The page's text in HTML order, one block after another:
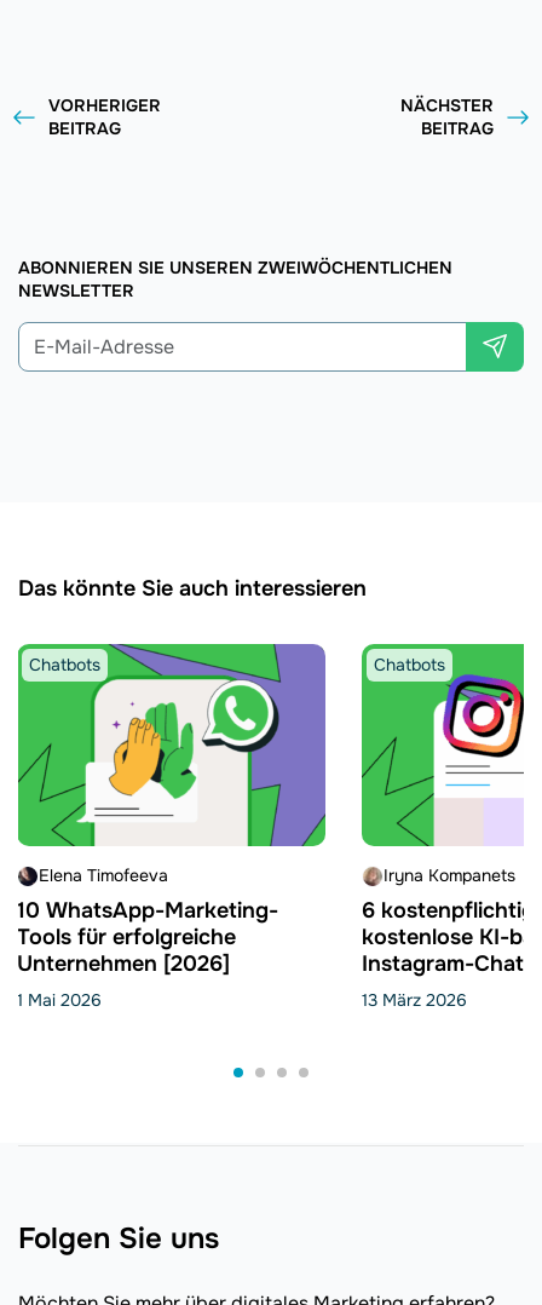
VORHERIGER
BEITRAG
NÄCHSTER
BEITRAG
ABONNIEREN SIE UNSEREN ZWEIWÖCHENTLICHEN
NEWSLETTER
Das könnte Sie auch interessieren
Chatbots
Elena Timofeeva
10 WhatsApp-Marketing-
Tools für erfolgreiche
Unternehmen [2026]
1 Mai 2026
Chatbots
Iryna Kompanets
6
kostenlose KI-
Instagram-
13 März 2026
Folgen Sie uns